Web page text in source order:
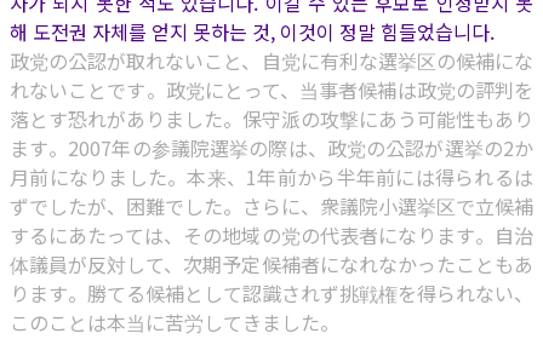
해 도전권 자체를 얻지 못하는 것, 이것이 정말 힘들었습니다.
政党の公認が取れないこと、自党に有利な選挙区の候補にな
れないことです。政党にとって、当事者候補は政党の評判を
落とす恐れがありました。保守派の攻撃にあう可能性もあり
ます。2007年の参議院選挙の際は、政党の公認が選挙の2か
月前になりました。本来、1年前から半年前には得られるは
ずでしたが、困難でした。さらに、衆議院小選挙区で立候補
するにあたっては、その地域の党の代表者になります。自治
体議員が反対して、次期予定候補者になれなかったこともあ
ります。勝てる候補として認識されず挑戦権を得られない、
このことは本当に苦労してきました。